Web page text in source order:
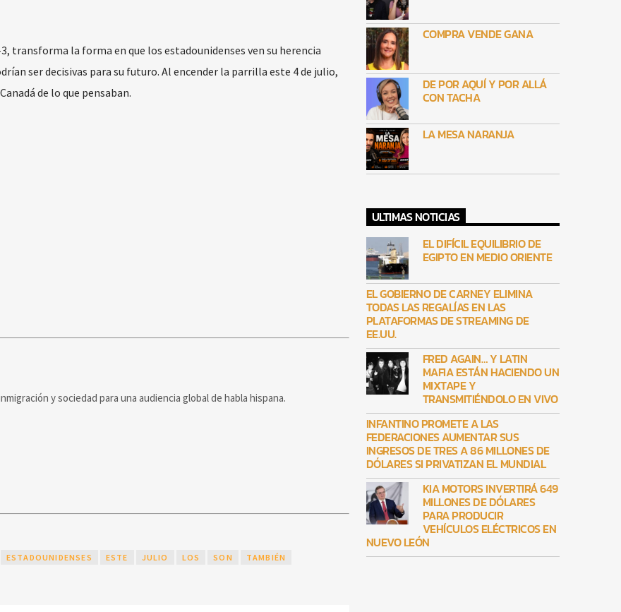
transforma la forma en que los estadounidenses ven su herencia
ser decisivas para su futuro. Al encender la parrilla este 4 de julio,
de lo que pensaban.
y sociedad para una audiencia global de habla hispana.
ESTADOUNIDENSES ESTE JULIO LOS SON TAMBIÉN
COMPRA VENDE GANA
DE POR AQUÍ Y POR ALLÁ
CON TACHA
LA MESA NARANJA
ULTIMAS NOTICIAS
EL DIFÍCIL EQUILIBRIO DE
EGIPTO EN MEDIO ORIENTE
EL GOBIERNO DE CARNEY ELIMINA
TODAS LAS REGALÍAS EN LAS
PLATAFORMAS DE STREAMING DE
EE.UU.
FRED AGAIN… Y LATIN
MAFIA ESTÁN HACIENDO UN
MIXTAPE Y
TRANSMITIÉNDOLO EN VIVO
INFANTINO PROMETE A LAS
FEDERACIONES AUMENTAR SUS
INGRESOS DE TRES A 86 MILLONES DE
DÓLARES SI PRIVATIZAN EL MUNDIAL
KIA MOTORS INVERTIRÁ 649
MILLONES DE DÓLARES
PARA PRODUCIR
VEHÍCULOS ELÉCTRICOS EN
NUEVO LEÓN